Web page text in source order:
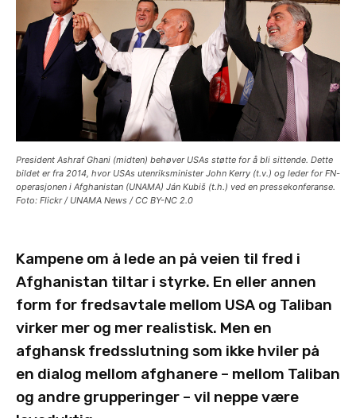
President Ashraf Ghani (midten) behøver USAs støtte for å bli sittende. Dette
bildet er fra 2014, hvor USAs utenriksminister John Kerry (t.v.) og leder for FN-
operasjonen i Afghanistan (UNAMA) Ján Kubiš (t.h.) ved en pressekonferanse.
Foto: Flickr / UNAMA News / CC BY-NC 2.0
Kampene om å lede an på veien til fred i
Afghanistan tiltar i styrke. En eller annen
form for fredsavtale mellom USA og Taliban
virker mer og mer realistisk. Men en
afghansk fredsslutning som ikke hviler på
en dialog mellom afghanere – mellom Taliban
og andre grupperinger – vil neppe være